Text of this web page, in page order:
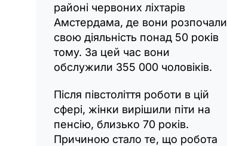
районі червоних ліхтарів
Амстердама, де вони розпочали
свою діяльність понад 50 років
тому. За цей час вони
обслужили 355 000 чоловіків.
Після півстоліття роботи в цій
сфері, жінки вирішили піти на
пенсію, близько 70 років.
Причиною стало те, що робота